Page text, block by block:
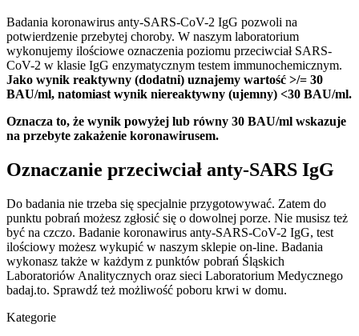
Badania koronawirus anty-SARS-CoV-2 IgG pozwoli na
potwierdzenie przebytej choroby. W naszym laboratorium
wykonujemy ilościowe oznaczenia poziomu przeciwciał SARS-
CoV-2 w klasie IgG enzymatycznym testem immunochemicznym.
Jako wynik reaktywny (dodatni) uznajemy wartość >/= 30
BAU/ml, natomiast wynik niereaktywny (ujemny) <30 BAU/ml.
Oznacza to, że wynik powyżej lub równy 30 BAU/ml wskazuje
na przebyte zakażenie koronawirusem.
Oznaczanie przeciwciał anty-SARS IgG
Do badania nie trzeba się specjalnie przygotowywać. Zatem do
punktu pobrań możesz zgłosić się o dowolnej porze. Nie musisz też
być na czczo. Badanie koronawirus anty-SARS-CoV-2 IgG, test
ilościowy możesz wykupić w naszym sklepie on-line. Badania
wykonasz także w każdym z punktów pobrań Śląskich
Laboratoriów Analitycznych oraz sieci Laboratorium Medycznego
badaj.to. Sprawdź też możliwość poboru krwi w domu.
Kategorie